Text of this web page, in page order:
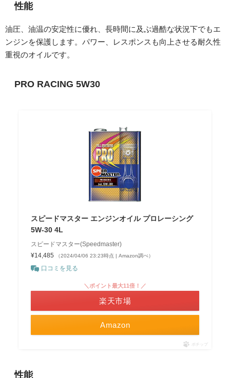
性能
油圧、油温の安定性に優れ、長時間に及ぶ過酷な状況下でもエ
ンジンを保護します。パワー、レスポンスも向上させる耐久性
重視のオイルです。
PRO RACING 5W30
スピードマスター エンジンオイル プロレーシング
5W-30 4L
スピードマスター(Speedmaster)
¥14,485
（2024/04/06 23:23時点 | Amazon調べ）
口コミを見る
Amazon
＼ポイント最大11倍！／
楽天市場
ポチップ
性能